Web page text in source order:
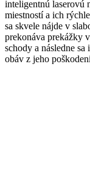
inteligentnú laserovú
miestností a ich
sa skvele nájde v
prekonáva prekážky
schody a následne
obáv z jeho